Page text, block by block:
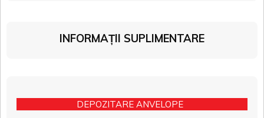
INFORMAȚII SUPLIMENTARE
DEPOZITARE ANVELOPE